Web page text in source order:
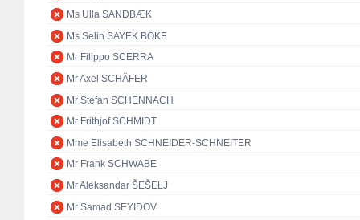
Ms Ulla SANDBÆK
Ms Selin SAYEK BÖKE
Mr Filippo SCERRA
Mr Axel SCHÄFER
Mr Stefan SCHENNACH
Mr Frithjof SCHMIDT
Mme Elisabeth SCHNEIDER-SCHNEITER
Mr Frank SCHWABE
Mr Aleksandar ŠEŠELJ
Mr Samad SEYIDOV